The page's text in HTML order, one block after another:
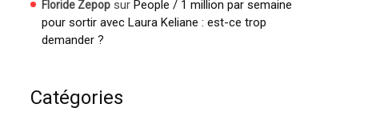
Floride Zepop sur People / 1 million par semaine
pour sortir avec Laura Keliane : est-ce trop
demander ?
Catégories